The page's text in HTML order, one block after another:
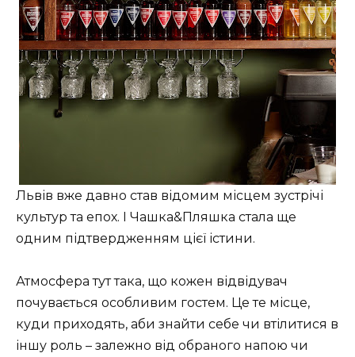
Львів вже давно став відомим місцем зустрічі
культур та епох. І Чашка&Пляшка стала ще
одним підтвердженням цієї істини.
Атмосфера тут така, що кожен відвідувач
почувається особливим гостем. Це те місце,
куди приходять, аби знайти себе чи втілитися в
іншу роль – залежно від обраного напою чи